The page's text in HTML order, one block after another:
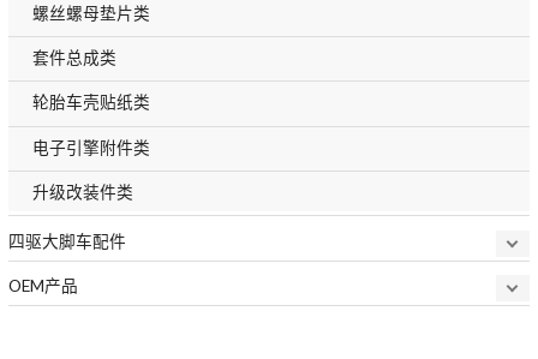
螺丝螺母垫片类
套件总成类
轮胎车壳贴纸类
电子引擎附件类
升级改装件类
四驱大脚车配件
OEM产品